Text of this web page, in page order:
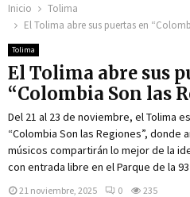
Inicio
Tolima
El Tolima abre sus puertas en
Tolima
El Tolima abre sus
“Colombia Son las
Del 21 al 23 de noviembre, el Tolima
“Colombia Son las Regiones”,
músicos compartirán lo mejor de la
con entrada libre en el Parque de la
21 noviembre, 2025 0 235